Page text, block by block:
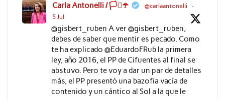
Carla Antonelli / 🏳️‍⚧️☂️ @carlaantonelli
·
5 Jul
@gisbert_ruben A ver @gisbert_ruben,
debes de saber que mentir es pecado. Como
te ha explicado @EduardoFRub la primera
ley, año 2016, el PP de Cifuentes al final se
abstuvo. Pero te voy a dar un par de detalles
más, el PP presentó una bazofia vacía de
contenido y un cántico al Sol a la que le